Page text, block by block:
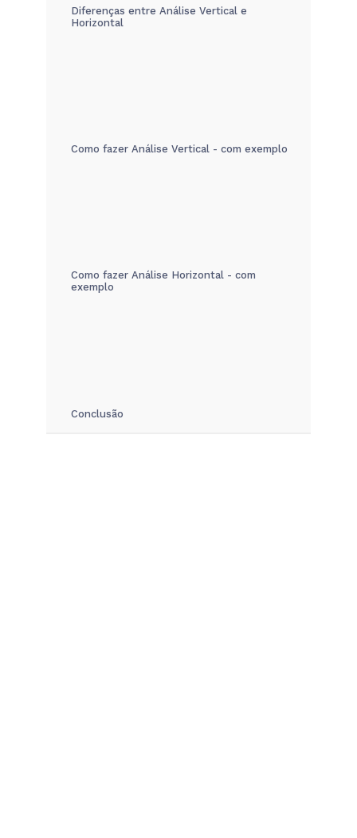
Diferenças entre Análise Vertical e
Horizontal
Como fazer Análise Vertical - com exemplo
Como fazer Análise Horizontal - com
exemplo
Conclusão